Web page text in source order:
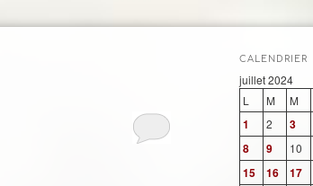
CALENDRIER
juillet 2024
L
M M
1 2 3
8
9 10
15 16 17